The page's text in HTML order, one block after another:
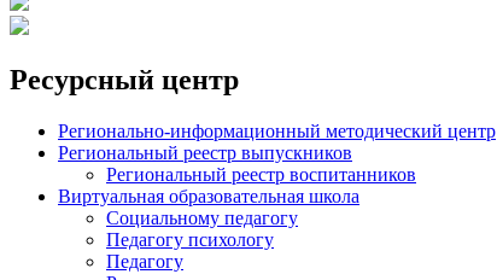
Ресурсный центр
Регионально-информационный методический центр
Региональный реестр выпускников
Региональный реестр воспитанников
Виртуальная образовательная школа
Социальному педагогу
Педагогу психологу
Педагогу